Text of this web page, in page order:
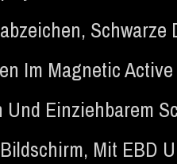
, Schwarze
Im Magnetic
Einziehbarem
, Mit EBD